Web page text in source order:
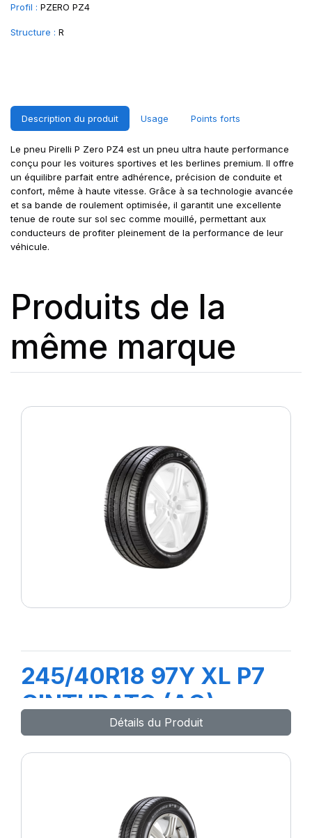
Profil : PZERO PZ4
Structure : R
Description du produit Usage Points forts
Le pneu Pirelli P Zero PZ4 est un pneu ultra haute performance
conçu pour les voitures sportives et les berlines premium. Il offre
un équilibre parfait entre adhérence, précision de conduite et
confort, même à haute vitesse. Grâce à sa technologie avancée
et sa bande de roulement optimisée, il garantit une excellente
tenue de route sur sol sec comme mouillé, permettant aux
conducteurs de profiter pleinement de la performance de leur
véhicule.
Produits de la
même marque
245/40R18 97Y XL P7
CINTURATO (AO)
Détails du Produit